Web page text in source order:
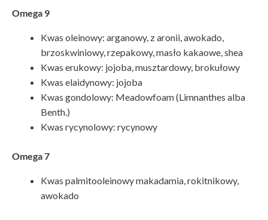
Omega 9
Kwas oleinowy: arganowy, z aronii, awokado,
brzoskwiniowy, rzepakowy, masło kakaowe, shea
Kwas erukowy: jojoba, musztardowy, brokułowy
Kwas elaidynowy: jojoba
Kwas gondolowy: Meadowfoam (Limnanthes alba
Benth.)
Kwas rycynolowy: rycynowy
Omega 7
Kwas palmitooleinowy makadamia, rokitnikowy,
awokado